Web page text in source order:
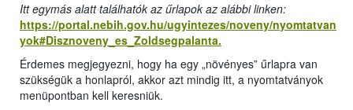
Itt egymás alatt találhatók az űrlapok az alábbi linken:
https://portal.nebih.gov.hu/ugyintezes/noveny/nyomtatvan
yok#Disznoveny_es_Zoldsegpalanta.
Érdemes megjegyezni, hogy ha egy „növényes” űrlapra van
szükségük a honlapról, akkor azt mindig itt, a nyomtatványok
menüpontban kell keresniük.